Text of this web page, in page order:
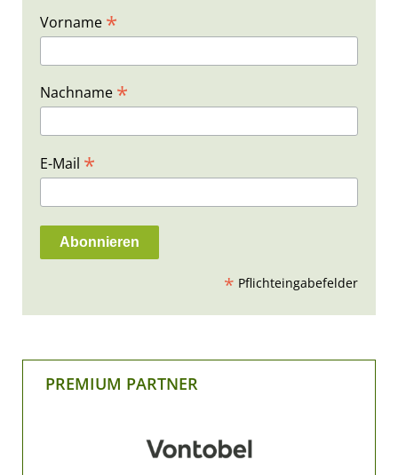
Vorname *
Nachname *
E-Mail *
* Pflichteingabefelder
PREMIUM PARTNER